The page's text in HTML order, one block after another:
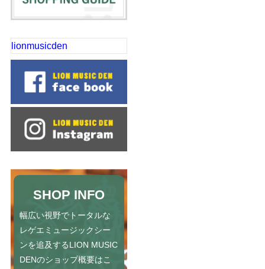
lionmusicden
SHOP INFO
幅広い視野でトータルな
レゲエミュージックシー
ンを追及するLION MUSIC
DENのショップ概要はこ